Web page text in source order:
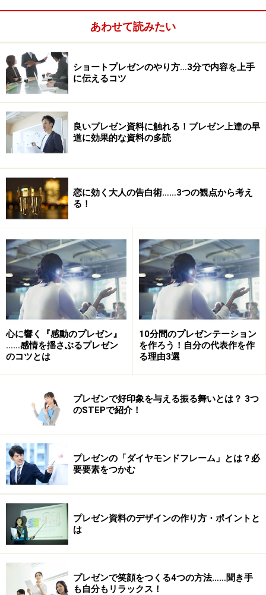
稀にどうがんばっても接続できない場合があります。お
せん。そういうことがあると困るので、パソコンは会場
側でも予備を1台用意しておいてもらうようにしたほう
がいいですね。非常にレアケースではありますが、可能
性はゼロではありませんので。
先方が用意してくれたパソコンを使うとき
の注意点
事前に会場にあるパソコンのバージョンやUSB・CD-ROMの
接続可能かどうかを確認しないと、直前で慌てることに
「パソコンはこちらで用意しますよ」と、プレゼンを行
う先からこのように言われることもあるでしょう。その
場合もいくつか注意が必要です。
認識してくれないというトラブルがあります。これは困
る！ 他には、CD-Rにファイルを焼いて持っていった
ら、パソコンにCDドライブがついていなかったなんてこ
とも……。
もう1つは、パワーポイントのバージョン。パワーポイ
ントにはコメント機能というのがあります。ボタン1つ
で表示／非表示を切り替えられる機能です。もしあなた
がこの機能を使っていたとします。あんちょこ的なこと
をコメントに書いておいて、それを本番は非表示にしよ
うとしていたとする。
なんと、パワーポイントのバージョンが違うと、これを
非表示にしてくれないときがあるのです。あんちょこが
あわせて読みたい
ショートプレゼンのやり方…3分で内容を上手
に伝えるコツ
良いプレゼン資料に触れる！プレゼン上達の早
道に効果的な資料の多読
恋に効く大人の告白術……3つの観点から考え
る！
心に響く『感動のプレゼン』
……感情を揺さぶるプレゼン
のコツとは
10分間のプレゼンテーション
を作ろう！自分の代表作を作
る理由3選
プレゼンで好印象を与える振る舞いとは？ 3つ
のSTEPで紹介！
プレゼンの「ダイヤモンドフレーム」とは？必
要要素をつかむ
プレゼン資料のデザインの作り方・ポイントと
は
プレゼンで笑顔をつくる4つの方法……聞き手
も自分もリラックス！